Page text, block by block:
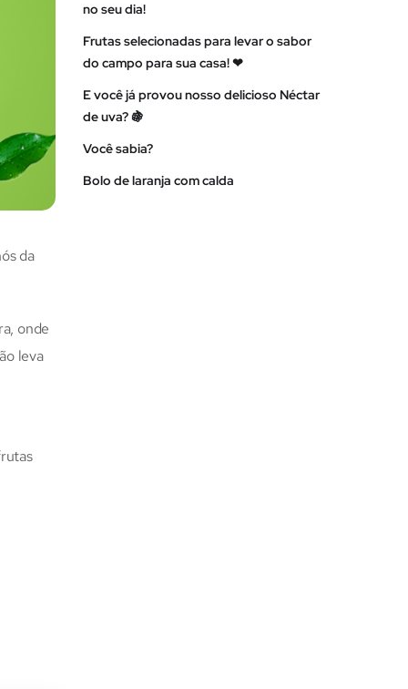
da
onde
leva
no seu dia!
Frutas selecionadas para levar o sabor
do campo para sua casa! ❤⠀⠀
E você já provou nosso delicioso Néctar
de uva? 🍇
Você sabia?
Bolo de laranja com calda